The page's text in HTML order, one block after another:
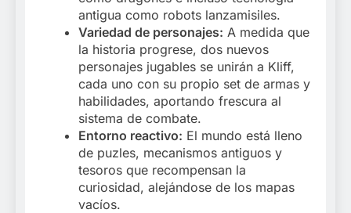
antigua como robots lanzamisiles.
Variedad de personajes: A medida que
la historia progrese, dos nuevos
personajes jugables se unirán a Kliff,
cada uno con su propio set de armas y
habilidades, aportando frescura al
sistema de combate.
Entorno reactivo: El mundo está lleno
de puzles, mecanismos antiguos y
tesoros que recompensan la
curiosidad, alejándose de los mapas
vacíos.